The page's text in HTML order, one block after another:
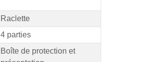
Raclette
4 parties
Boîte de protection et